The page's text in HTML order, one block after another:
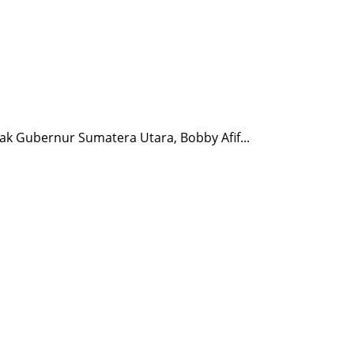
Gubernur Sumatera Utara, Bobby Afif...